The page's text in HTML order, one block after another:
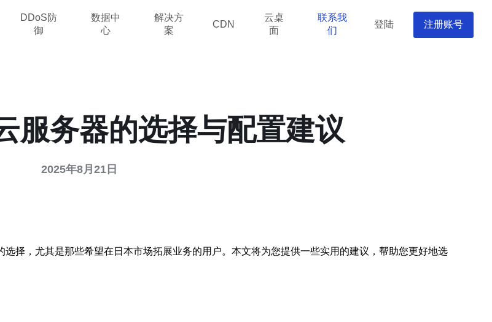
DDoS防
御
数据中
心
解决方
案
CDN
云桌
面
联系我
们
登陆 注册账号
服务器的选择与配置建议
2025年8月21日
选择，尤其是那些希望在日本市场拓展业务的用户。本文将为您提供一些实用的建议，帮助您更好地选